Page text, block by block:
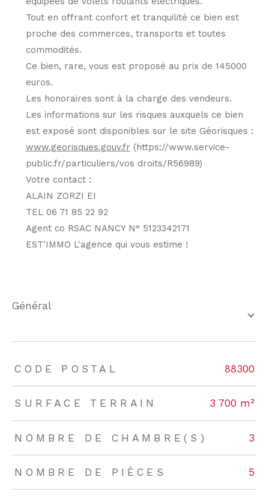
Tout en offrant confort et tranquilité ce bien est
proche des commerces, transports et toutes
commodités.
Ce bien, rare, vous est proposé au prix de 145000
euros.
Les honoraires sont à la charge des vendeurs.
Les informations sur les risques auxquels ce bien
est exposé sont disponibles sur le site Géorisques :
www.georisques.gouv.fr (https://www.service-
public.fr/particuliers/vos droits/R56989)
Votre contact :
ALAIN ZORZI EI
TEL 06 71 85 22 92
Agent co RSAC NANCY N° 5123342171
EST'IMMO L'agence qui vous estime !
général
TRAD_ZEPHYR_Caracteristique TRAD_ZEPHYR_Valeurs
CODE POSTAL 88300
SURFACE TERRAIN 3 700 m²
NOMBRE DE CHAMBRE(S) 3
NOMBRE DE PIÈCES 5